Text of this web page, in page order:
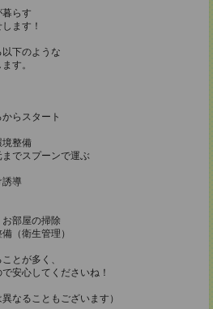
らす
ます！
下のような
す。
らスタート
境整備
でスプーンで運ぶ
誘導
部屋の掃除
（衛生管理）
とが多く、
安心してくださいね！
なることもございます）